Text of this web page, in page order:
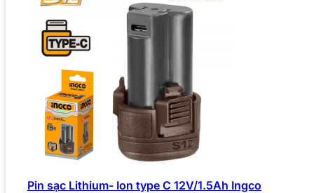
Pin sạc Lithium- Ion type C 12V/1.5Ah Ingco